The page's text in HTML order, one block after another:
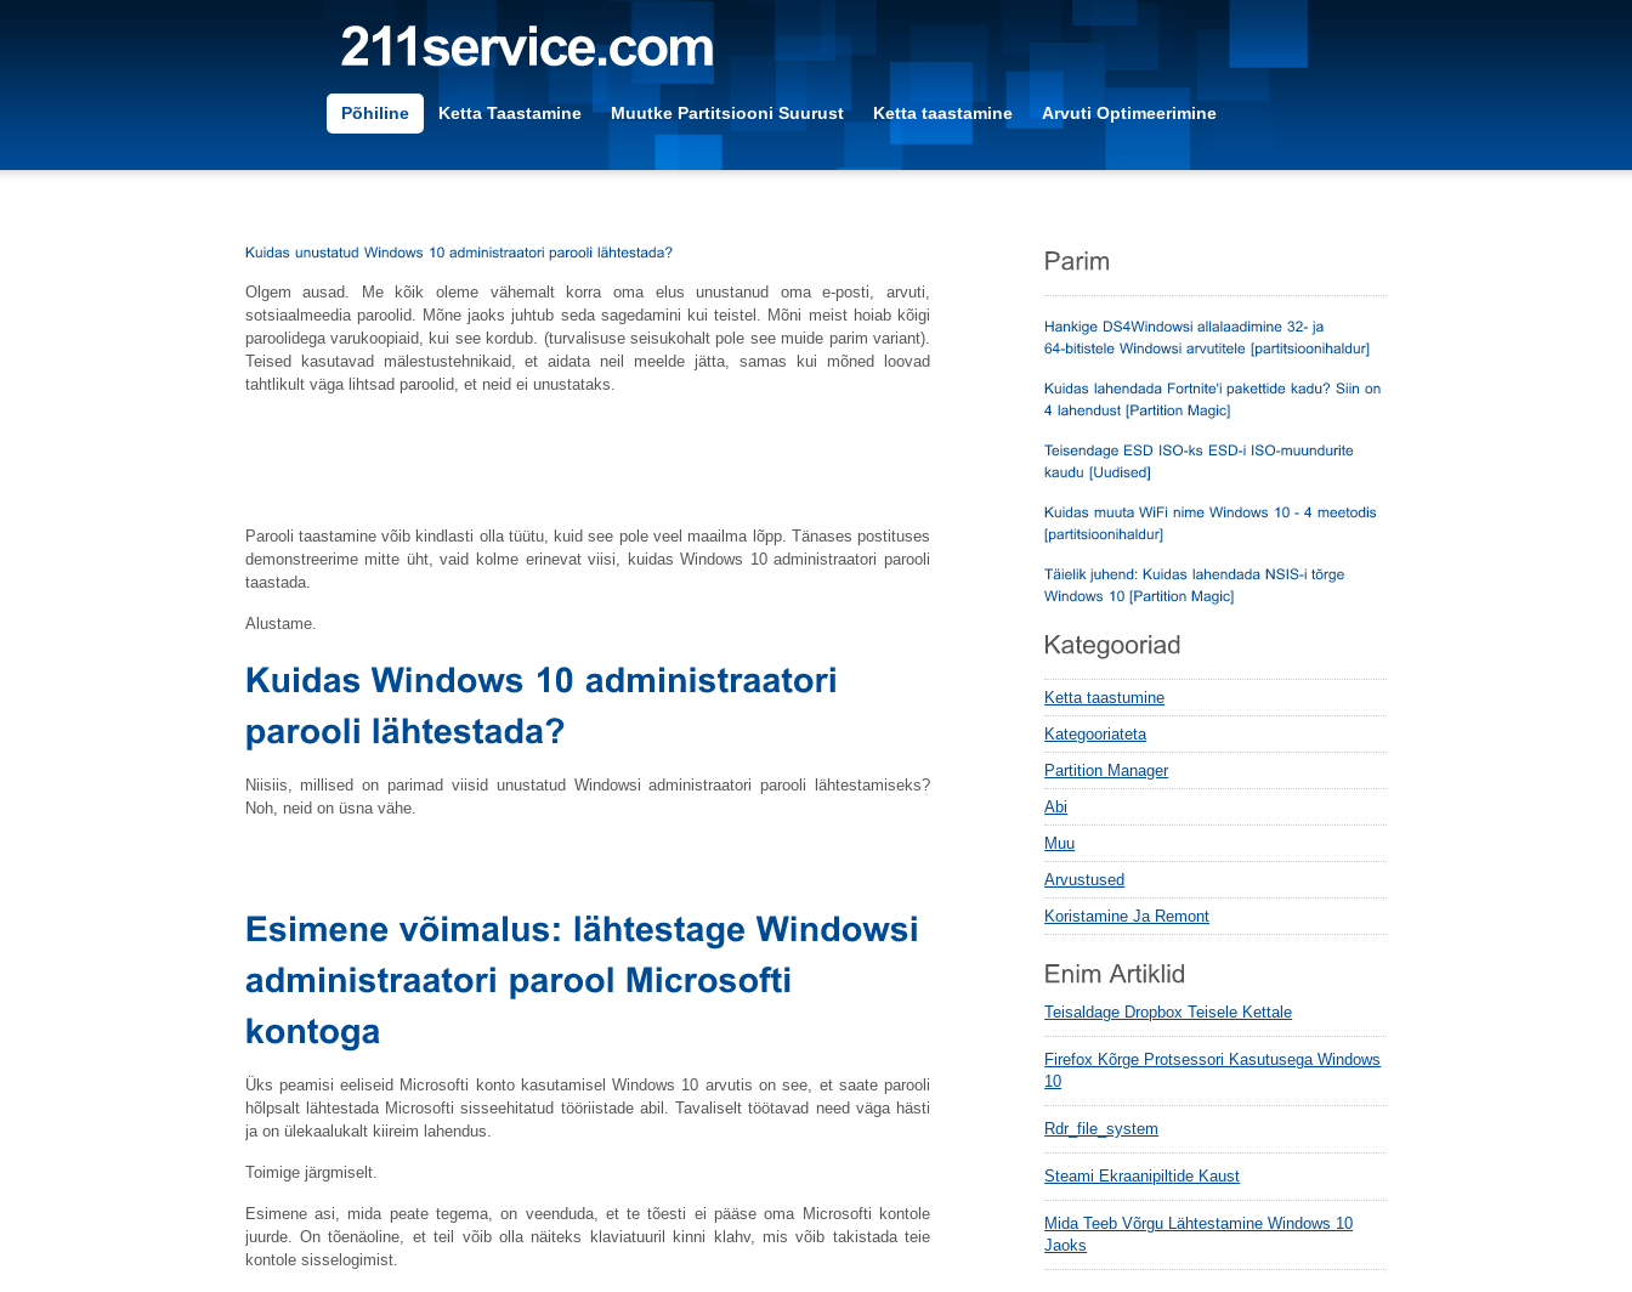
Põhiline Ketta Taastamine Muutke Partitsiooni Suurust Ketta taastamine Arvuti Optimeerimine
Olgem ausad. Me kõik oleme vähemalt korra oma elus unustanud oma e-posti, arvuti,
sotsiaalmeedia paroolid. Mõne jaoks juhtub seda sagedamini kui teistel. Mõni meist hoiab kõigi
paroolidega varukoopiaid, kui see kordub. (turvalisuse seisukohalt pole see muide parim variant).
Teised kasutavad mälestustehnikaid, et aidata neil meelde jätta, samas kui mõned loovad
tahtlikult väga lihtsad paroolid, et neid ei unustataks.
Parooli taastamine võib kindlasti olla tüütu, kuid see pole veel maailma lõpp. Tänases postituses
demonstreerime mitte üht, vaid kolme erinevat viisi, kuidas Windows 10 administraatori parooli
taastada.
Alustame.
Niisiis, millised on parimad viisid unustatud Windowsi administraatori parooli lähtestamiseks?
Noh, neid on üsna vähe.
Üks peamisi eeliseid Microsofti konto kasutamisel Windows 10 arvutis on see, et saate parooli
hõlpsalt lähtestada Microsofti sisseehitatud tööriistade abil. Tavaliselt töötavad need väga hästi
ja on ülekaalukalt kiireim lahendus.
Toimige järgmiselt.
Esimene asi, mida peate tegema, on veenduda, et te tõesti ei pääse oma Microsofti kontole
juurde. On tõenäoline, et teil võib olla näiteks klaviatuuril kinni klahv, mis võib takistada teie
kontole sisselogimist.
Ketta taastumine
Kategooriateta
Partition Manager
Abi
Muu
Arvustused
Koristamine Ja Remont
Teisaldage Dropbox Teisele Kettale
Firefox Kõrge Protsessori Kasutusega Windows
10
Rdr_file_system
Steami Ekraanipiltide Kaust
Mida Teeb Võrgu Lähtestamine Windows 10
Jaoks